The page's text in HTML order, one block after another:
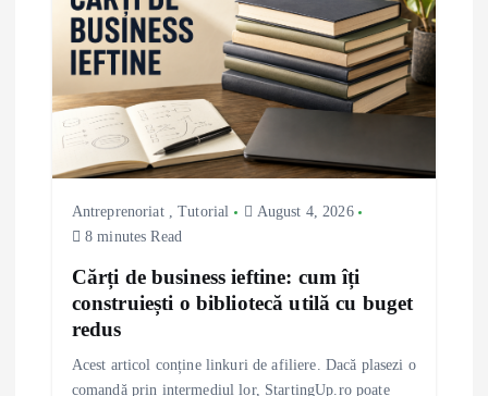
g
a
Antreprenoriat,Tutorial
August 4, 2026
8 minutes Read
Cărți de business ieftine: cum îți
construiești o bibliotecă utilă cu buget
redus
Acest articol conține linkuri de afiliere. Dacă plasezi o
comandă prin intermediul lor, StartingUp.ro poate